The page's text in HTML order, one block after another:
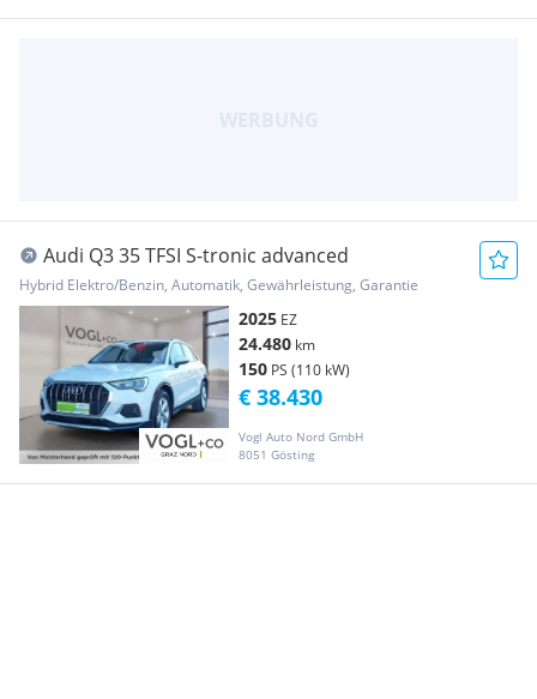
Audi Q3 35 TFSI S-tronic advanced
Hybrid Elektro/Benzin, Automatik, Gewährleistung, Garantie
2025 EZ
24.480 km
150 PS (110 kW)
Vogl Auto Nord GmbH
8051 Gösting
€ 38.430